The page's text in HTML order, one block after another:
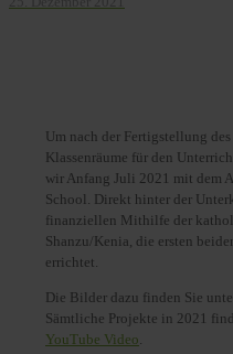
Um nach der Fertigstellung
Klassenräume für den
wir Anfang Juli 2021 mit dem
School. Direkt hinter der
finanziellen Mithilfe der
Shanzu/Kenia, die ersten
errichtet.
Die Bilder dazu finden Sie
Sämtliche Projekte in 2021
YouTube Video